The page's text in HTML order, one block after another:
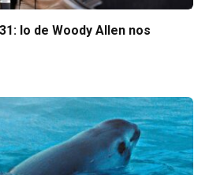
lo de Woody Allen nos